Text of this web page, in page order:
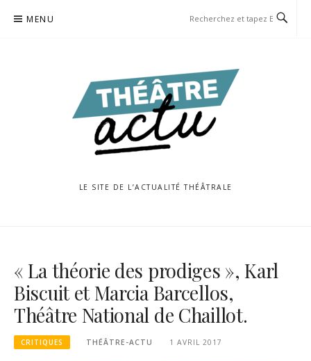
MENU
LE SITE DE L’ACTUALITÉ THÉÂTRALE
« La théorie des prodiges », Karl
Biscuit et Marcia Barcellos,
Théâtre National de Chaillot.
CRITIQUES THÉÂTRE-ACTU 1 AVRIL 2017